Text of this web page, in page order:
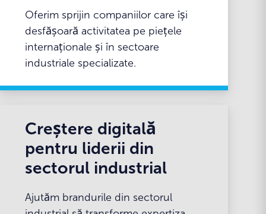
Oferim sprijin companiilor care își
desfășoară activitatea pe piețele
internaționale și în sectoare
industriale specializate.
Creștere digitală
pentru liderii din
sectorul industrial
Ajutăm brandurile din sectorul